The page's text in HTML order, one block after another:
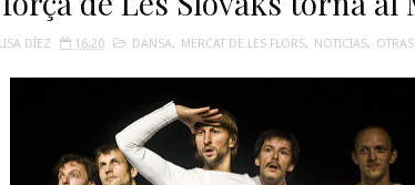
DÍEZ 16:20 DANSA, MERCAT DE LES FLORS, NOTICIAS,